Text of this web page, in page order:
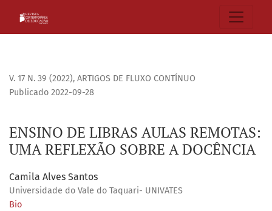
V. 17 N. 39 (2022), ARTIGOS DE FLUXO CONTÍNUO
ENSINO DE LIBRAS AULAS REMOTAS:
UMA REFLEXÃO SOBRE A DOCÊNCIA
Publicado 2022-09-28
Camila Alves Santos
Universidade do Vale do Taquari- UNIVATES
Bio